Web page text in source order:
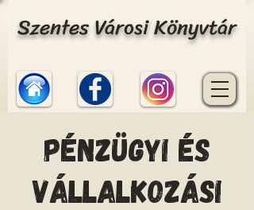
Szentes Városi Könyvtár
Pénzügyi és
vállalkozási